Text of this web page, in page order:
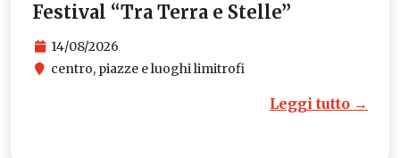
Festival “Tra Terra e Stelle”
14/08/2026
centro, piazze e luoghi limitrofi
Leggi tutto →